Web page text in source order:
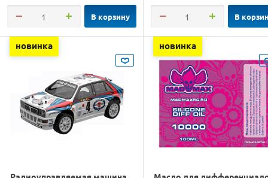
В корзину В
новинка новинка